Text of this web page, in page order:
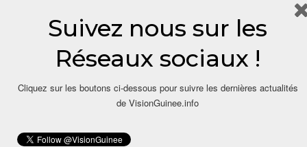
SOCIÉTÉ
Suivez nous sur les
Réseaux sociaux !
Cliquez sur les boutons ci-dessous pour suivre les dernières actualités
de VisionGuinee.info